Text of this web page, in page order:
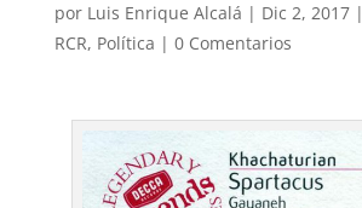
por Luis Enrique Alcalá | Dic 2, 2017|
RCR, Política | 0 Comentarios